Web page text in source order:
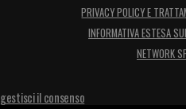
PRIVACY POLICY E
INFORMATIVA ESTESA
NETWORK
gestisci il consenso